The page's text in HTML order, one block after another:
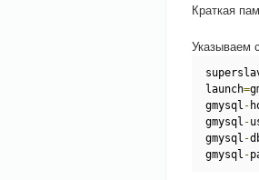
Краткая
Указываем
launch=
gmysql -
gmysql -
gmysql -
gmysql -